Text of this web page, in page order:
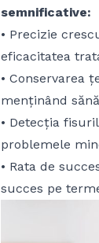
semnificative:
• Precizie
eficacitatea
• Conservarea
menținând
• Detecția
problemele
• Rata de
succes pe